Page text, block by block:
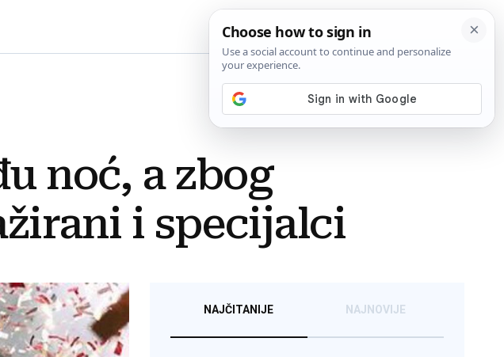
noć, a zbog
i specijalci
NAJČITANIJE NAJNOVIJE